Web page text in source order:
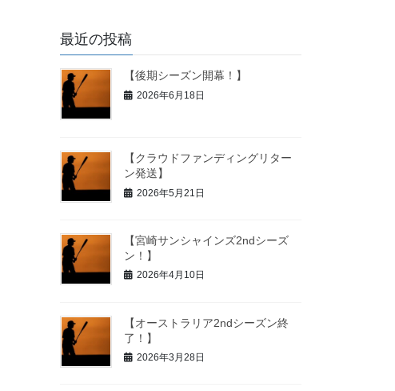
最近の投稿
【後期シーズン開幕！】
2026年6月18日
【クラウドファンディングリター
ン発送】
2026年5月21日
【宮崎サンシャインズ2ndシーズ
ン！】
2026年4月10日
【オーストラリア2ndシーズン終
了！】
2026年3月28日